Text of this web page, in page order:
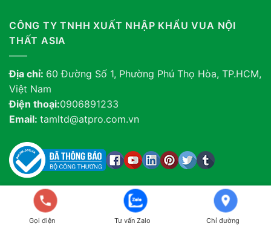
CÔNG TY TNHH XUẤT NHẬP KHẨU VUA NỘI
THẤT ASIA
Địa chỉ: 60 Đường Số 1, Phường Phú Thọ Hòa, TP.HCM,
Việt Nam
Điện thoại:0906891233
Email: tamltd@atpro.com.vn
KHO HÀNG VUA NỘI THẤT
Gọi điện Tư vấn Zalo Chỉ đường